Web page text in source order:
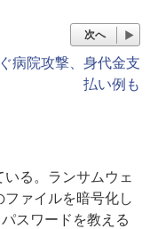
次へ
病院攻撃、身代金支
払い例も
る。ランサムウェ
ァイルを暗号化し
スワードを教える